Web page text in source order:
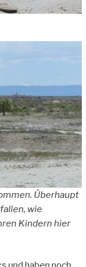
Überhaupt
wie
Kindern hier